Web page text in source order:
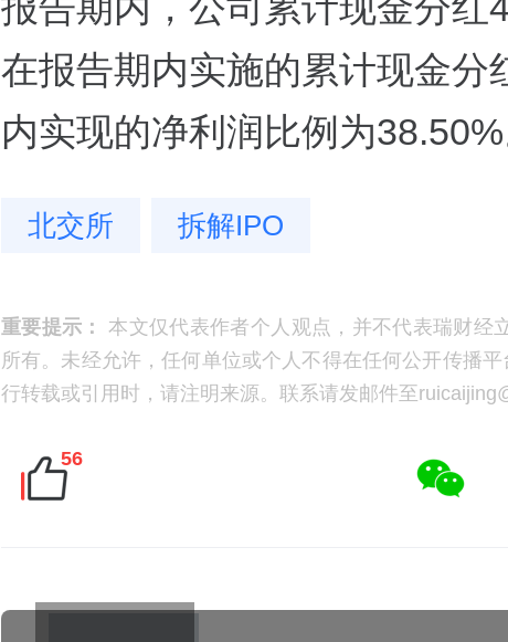
在报告期内实施的累计现金分
内实现的净利润比例为38.50%
北交所 拆解IPO
重要提示：
本文仅代表作者个人观点，并不代表瑞财经
所有。未经允许，任何单位或个人不得在任何公开传播
行转载或引用时，请注明来源。联系请发邮件至
56